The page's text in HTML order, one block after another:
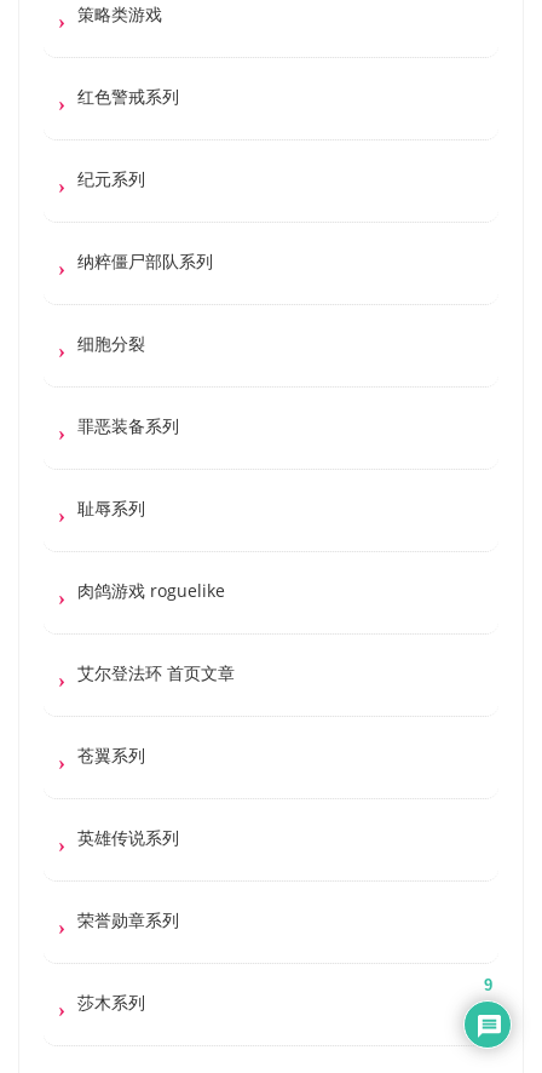
策略类游戏
红色警戒系列
纪元系列
纳粹僵尸部队系列
细胞分裂
罪恶装备系列
耻辱系列
肉鸽游戏 roguelike
艾尔登法环 首页文章
苍翼系列
英雄传说系列
荣誉勋章系列
莎木系列
9